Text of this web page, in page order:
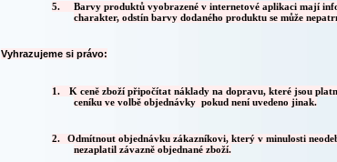
5. Barvy produktů vyobrazené v internetové aplikaci mají
charakter, odstín barvy dodaného produktu se může
Vyhrazujeme si právo:
1.
K ceně zboží připočítat náklady na dopravu, které jsou
ceníku ve volbě objednávky pokud není uvedeno jinak.
2.
Odmítnout objednávku zákazníkovi, který v minulosti
nezaplatil závazně objednané zboží.